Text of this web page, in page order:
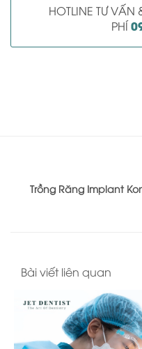
HOTLINE TƯ
PHÍ
Trồng Răng Implant
Bài viết liên quan